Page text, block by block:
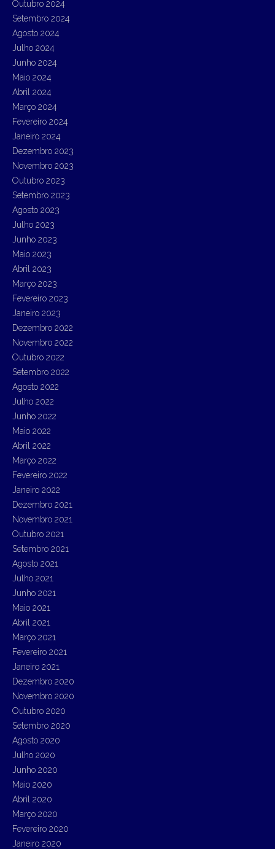
Outubro 2024
Setembro 2024
Agosto 2024
Julho 2024
Junho 2024
Maio 2024
Abril 2024
Março 2024
Fevereiro 2024
Janeiro 2024
Dezembro 2023
Novembro 2023
Outubro 2023
Setembro 2023
Agosto 2023
Julho 2023
Junho 2023
Maio 2023
Abril 2023
Março 2023
Fevereiro 2023
Janeiro 2023
Dezembro 2022
Novembro 2022
Outubro 2022
Setembro 2022
Agosto 2022
Julho 2022
Junho 2022
Maio 2022
Abril 2022
Março 2022
Fevereiro 2022
Janeiro 2022
Dezembro 2021
Novembro 2021
Outubro 2021
Setembro 2021
Agosto 2021
Julho 2021
Junho 2021
Maio 2021
Abril 2021
Março 2021
Fevereiro 2021
Janeiro 2021
Dezembro 2020
Novembro 2020
Outubro 2020
Setembro 2020
Agosto 2020
Julho 2020
Junho 2020
Maio 2020
Abril 2020
Março 2020
Fevereiro 2020
Janeiro 2020